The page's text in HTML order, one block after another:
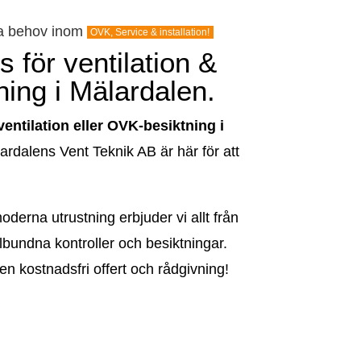
behov inom OVK, Service & installation!
för ventilation &
i Mälardalen.
eller OVK-besiktning i
Vent Teknik AB är här för att
utrustning erbjuder vi allt från
kontroller och besiktningar.
kostnadsfri offert och rådgivning!